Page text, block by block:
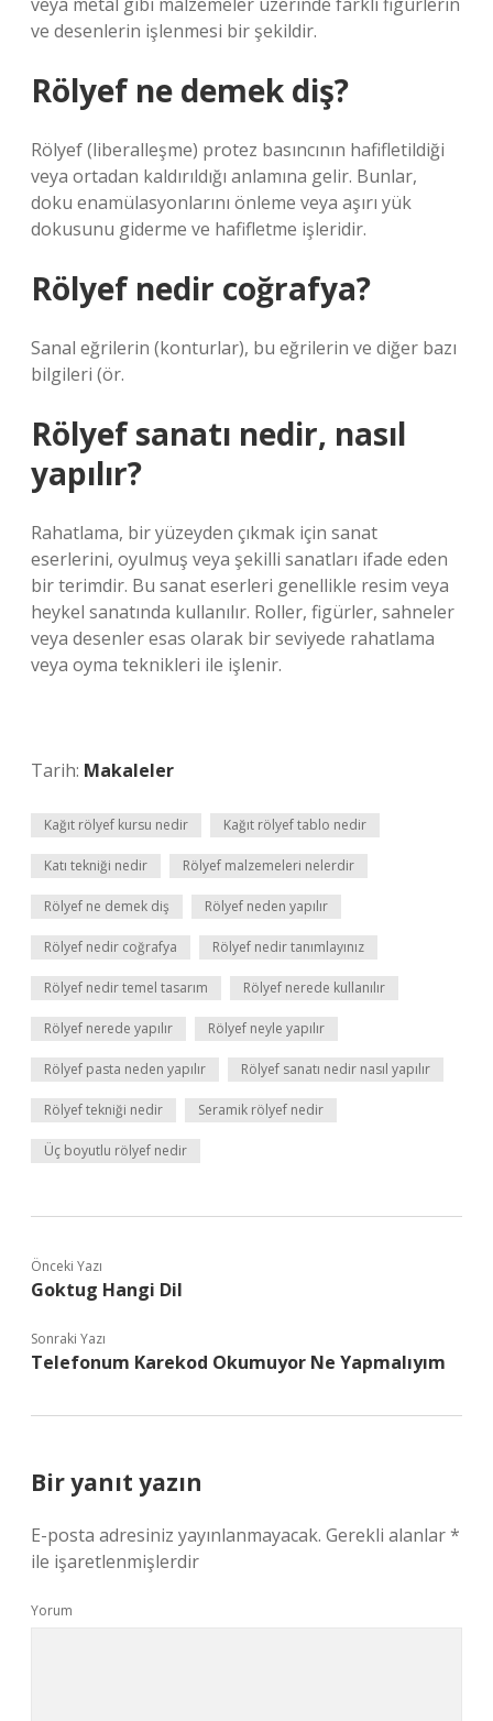
ve desenlerin işlenmesi bir şekildir.
Rölyef ne demek diş?
Rölyef (liberalleşme) protez basıncının hafifletildiği
veya ortadan kaldırıldığı anlamına gelir. Bunlar,
doku enamülasyonlarını önleme veya aşırı yük
dokusunu giderme ve hafifletme işleridir.
Rölyef nedir coğrafya?
Sanal eğrilerin (konturlar), bu eğrilerin ve diğer bazı
bilgileri (ör.
Rölyef sanatı nedir, nasıl
yapılır?
Rahatlama, bir yüzeyden çıkmak için sanat
eserlerini, oyulmuş veya şekilli sanatları ifade eden
bir terimdir. Bu sanat eserleri genellikle resim veya
heykel sanatında kullanılır. Roller, figürler, sahneler
veya desenler esas olarak bir seviyede rahatlama
veya oyma teknikleri ile işlenir.
Tarih: Makaleler
Kağıt rölyef kursu nedir Kağıt rölyef tablo nedir
Katı tekniği nedir Rölyef malzemeleri nelerdir
Rölyef ne demek diş Rölyef neden yapılır
Rölyef nedir coğrafya Rölyef nedir tanımlayınız
Rölyef nedir temel tasarım Rölyef nerede kullanılır
Rölyef nerede yapılır Rölyef neyle yapılır
Rölyef pasta neden yapılır Rölyef sanatı nedir nasıl yapılır
Rölyef tekniği nedir Seramik rölyef nedir
Üç boyutlu rölyef nedir
Önceki Yazı
Goktug Hangi Dil
Sonraki Yazı
Telefonum Karekod Okumuyor Ne Yapmalıyım
Bir yanıt yazın
E-posta adresiniz yayınlanmayacak. Gerekli alanlar*
ile işaretlenmişlerdir
Yorum